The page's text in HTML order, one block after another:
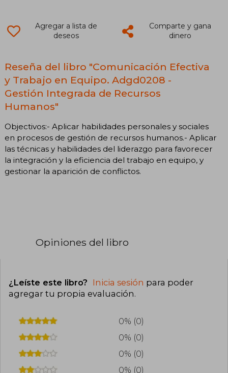
Agregar a lista de
deseos
Comparte y gana
dinero
Reseña del libro "Comunicación Efectiva
y Trabajo en Equipo. Adgd0208 -
Gestión Integrada de Recursos
Humanos"
Objectivos:- Aplicar habilidades personales y sociales
en procesos de gestión de recursos humanos.- Aplicar
las técnicas y habilidades del liderazgo para favorecer
la integración y la eficiencia del trabajo en equipo, y
gestionar la aparición de conflictos.
Opiniones del libro
¿Leíste este libro? Inicia sesión para poder
agregar tu propia evaluación.
0% (0)
0% (0)
0% (0)
0% (0)